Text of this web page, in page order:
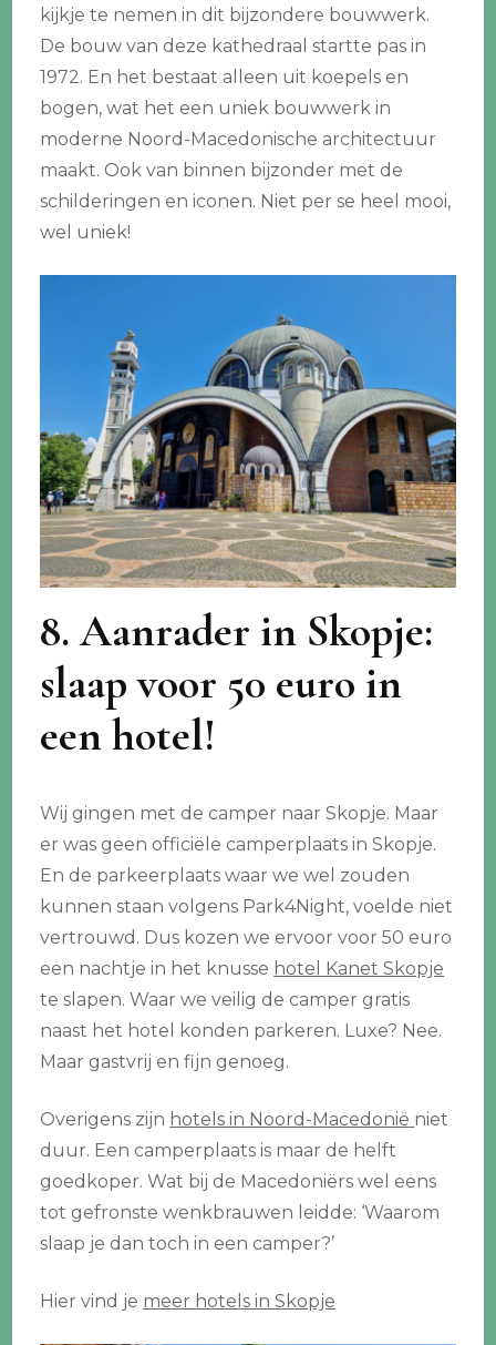
kijkje te nemen in dit bijzondere bouwwerk.
De bouw van deze kathedraal startte pas in
1972. En het bestaat alleen uit koepels en
bogen, wat het een uniek bouwwerk in
moderne Noord-Macedonische architectuur
maakt. Ook van binnen bijzonder met de
schilderingen en iconen. Niet per se heel mooi,
wel uniek!
8. Aanrader in Skopje:
slaap voor 50 euro in
een hotel!
Wij gingen met de camper naar Skopje. Maar
er was geen officiële camperplaats in Skopje.
En de parkeerplaats waar we wel zouden
kunnen staan volgens Park4Night, voelde niet
vertrouwd. Dus kozen we ervoor voor 50 euro
een nachtje in het knusse hotel Kanet Skopje
te slapen. Waar we veilig de camper gratis
naast het hotel konden parkeren. Luxe? Nee.
Maar gastvrij en fijn genoeg.
Overigens zijn hotels in Noord-Macedonië niet
duur. Een camperplaats is maar de helft
goedkoper. Wat bij de Macedoniërs wel eens
tot gefronste wenkbrauwen leidde: ‘Waarom
slaap je dan toch in een camper?’
Hier vind je meer hotels in Skopje